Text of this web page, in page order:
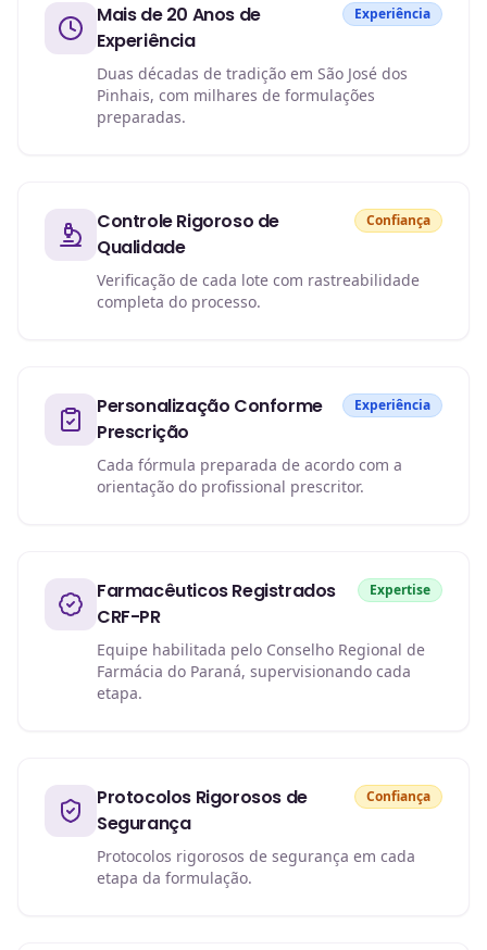
Mais de 20 Anos de
Experiência
Experiência
Duas décadas de tradição em São José dos
Pinhais, com milhares de formulações
preparadas.
Controle Rigoroso de
Qualidade
Confiança
Verificação de cada lote com rastreabilidade
completa do processo.
Personalização Conforme
Prescrição
Experiência
Cada fórmula preparada de acordo com a
orientação do profissional prescritor.
Farmacêuticos Registrados
CRF-PR
Expertise
Equipe habilitada pelo Conselho Regional de
Farmácia do Paraná, supervisionando cada
etapa.
Protocolos Rigorosos de
Segurança
Confiança
Protocolos rigorosos de segurança em cada
etapa da formulação.